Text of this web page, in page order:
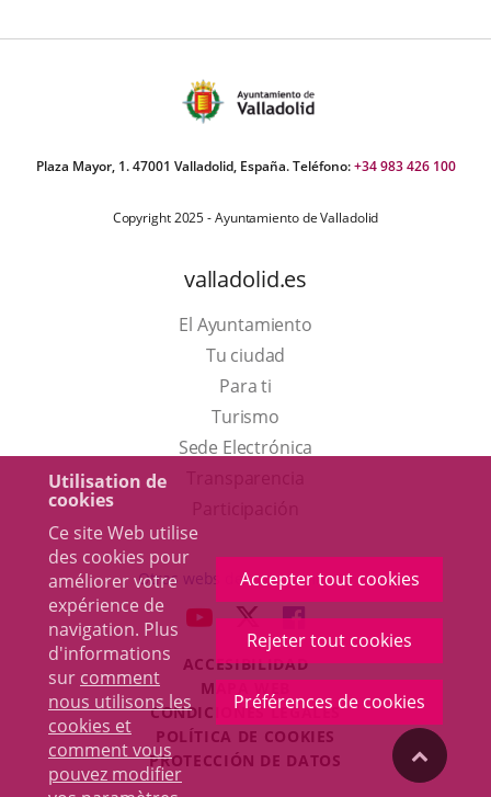
Utilisation de
cookies
Ce site Web utilise
des cookies pour
améliorer votre
expérience de
navigation. Plus
d'informations
sur comment
nous utilisons les
cookies et
comment vous
pouvez modifier
Accepter tout cookies
Rejeter tout cookies
Préférences de cookies
Plaza Mayor, 1. 47001 Valladolid, España. Teléfono:+34 983 426 100
Copyright 2025 - Ayuntamiento de Valladolid
valladolid.es
El Ayuntamiento
Tu ciudad
Para ti
TurismoEste
enlace
una
ventana
nueva.
Sede Electrónica
externa.
Otras webs del ayuntamiento
ENLACE
UNA
APLICACIÓN
EXTERNA.
ENLACE
A
UNA
APLICACIÓN
EXTERNA.
ENLACE
A
UNA
APLICACIÓN
EXTERNA.
ACCESIBILIDAD
MAPA WEB
CONDICIONES LEGALES
POLÍTICA DE COOKIES
PROTECCIÓN DE DATOS
"Volver